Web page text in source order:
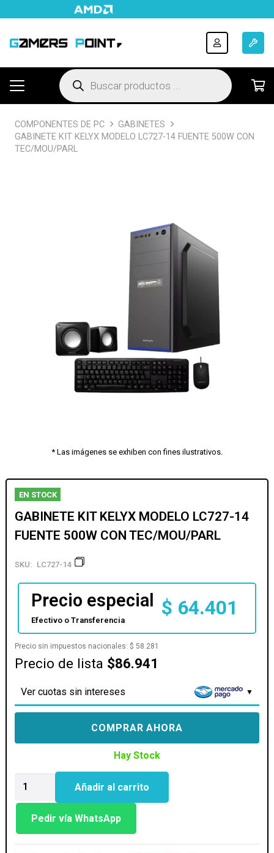
Búsqueda
de
productos
COMPONENTES DE PC
GABINETES
GABINETE KIT KELYX MODELO LC727-14 FUENTE 500W CON
TEC/MOU/PARL
* Las imágenes se exhiben con fines ilustrativos.
EN STOCK
GABINETE KIT KELYX MODELO LC727-14
FUENTE 500W CON TEC/MOU/PARL
SKU: LC727-14
Precio especial
Efectivo o Transferencia
$ 64.401
Precio sin impuestos nacionales:$ 58.281
Precio de lista $86.941
Ver cuotas sin intereses
COMPRAR AHORA
Hay Stock
KIT
KELYX
MODELO
Añadir al carrito
Pedir vía WhatsApp